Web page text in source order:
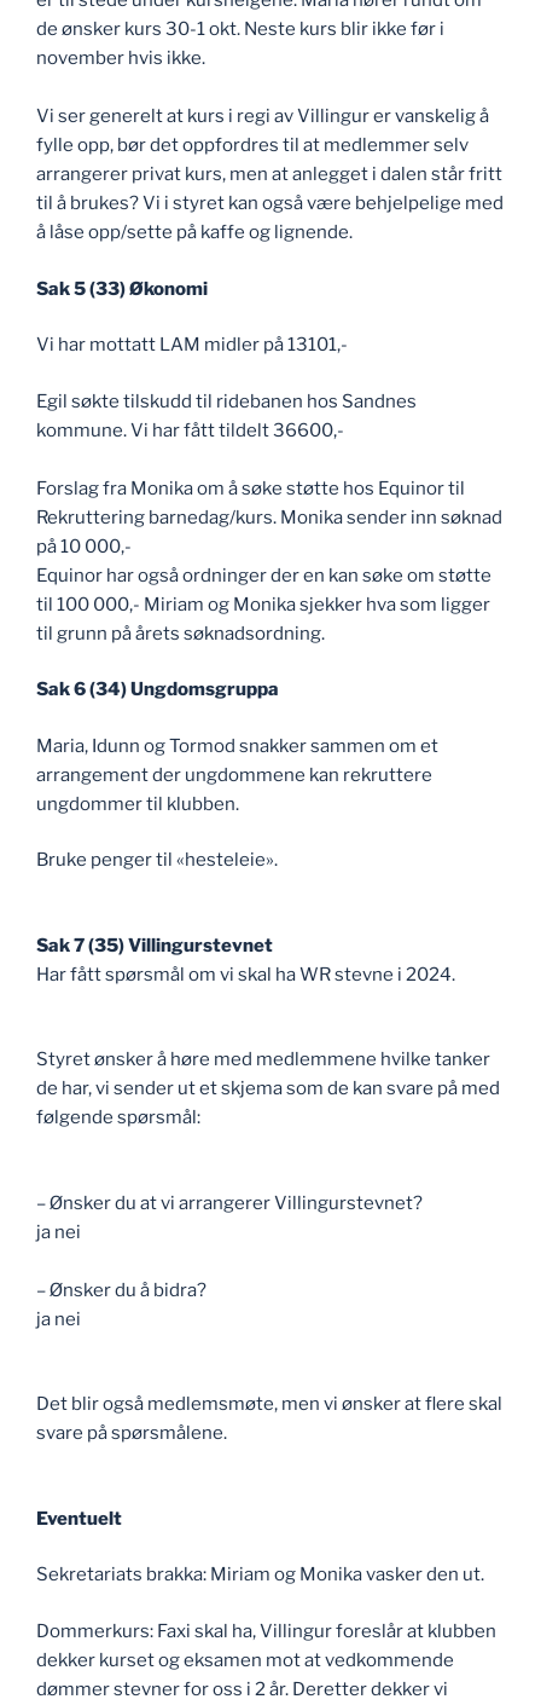
de ønsker kurs 30-1 okt. Neste kurs blir ikke før i
november hvis ikke.
Vi ser generelt at kurs i regi av Villingur er vanskelig å
fylle opp, bør det oppfordres til at medlemmer selv
arrangerer privat kurs, men at anlegget i dalen står fritt
til å brukes? Vi i styret kan også være behjelpelige med
å låse opp/sette på kaffe og lignende.
Sak 5 (33) Økonomi
Vi har mottatt LAM midler på 13101,-
Egil søkte tilskudd til ridebanen hos Sandnes
kommune. Vi har fått tildelt 36600,-
Forslag fra Monika om å søke støtte hos Equinor til
Rekruttering barnedag/kurs. Monika sender inn søknad
på 10 000,-
Equinor har også ordninger der en kan søke om støtte
til 100 000,- Miriam og Monika sjekker hva som ligger
til grunn på årets søknadsordning.
Sak 6 (34) Ungdomsgruppa
Maria, Idunn og Tormod snakker sammen om et
arrangement der ungdommene kan rekruttere
ungdommer til klubben.
Bruke penger til «hesteleie».
Sak 7 (35) Villingurstevnet
Har fått spørsmål om vi skal ha WR stevne i 2024.
Styret ønsker å høre med medlemmene hvilke tanker
de har, vi sender ut et skjema som de kan svare på med
følgende spørsmål:
– Ønsker du at vi arrangerer Villingurstevnet?
ja nei
– Ønsker du å bidra?
ja nei
Det blir også medlemsmøte, men vi ønsker at flere skal
svare på spørsmålene.
Eventuelt
Sekretariats brakka: Miriam og Monika vasker den ut.
Dommerkurs: Faxi skal ha, Villingur foreslår at klubben
dekker kurset og eksamen mot at vedkommende
dømmer stevner for oss i 2 år. Deretter dekker vi